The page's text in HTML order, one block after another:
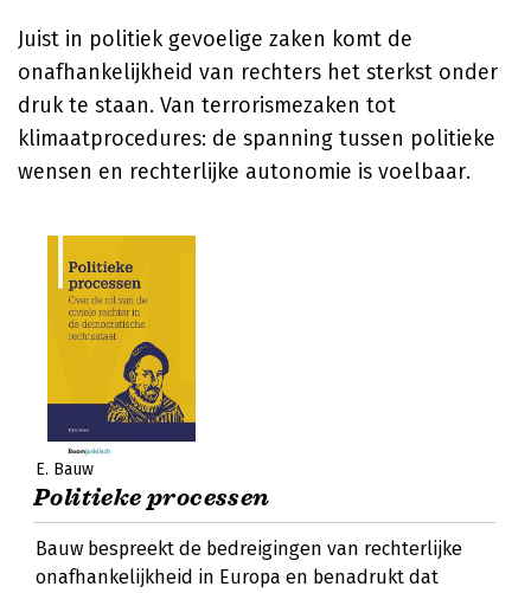
Juist in politiek gevoelige zaken komt de
onafhankelijkheid van rechters het sterkst onder
druk te staan. Van terrorismezaken tot
klimaatprocedures: de spanning tussen politieke
wensen en rechterlijke autonomie is voelbaar.
E. Bauw
Politieke processen
Bauw bespreekt de bedreigingen van rechterlijke
onafhankelijkheid in Europa en benadrukt dat